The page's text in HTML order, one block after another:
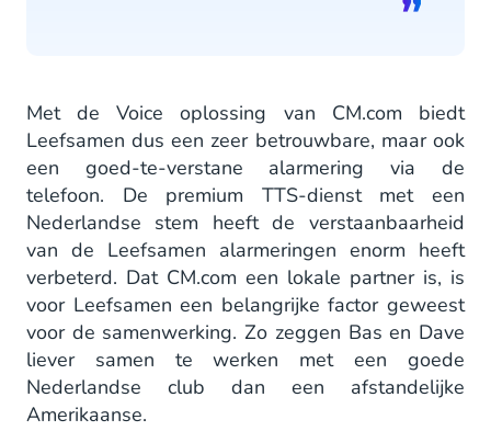
Met de Voice oplossing van CM.com biedt
Leefsamen dus een zeer betrouwbare, maar ook
een goed-te-verstane alarmering via de
telefoon. De premium TTS-dienst met een
Nederlandse stem heeft de verstaanbaarheid
van de Leefsamen alarmeringen enorm heeft
verbeterd. Dat CM.com een lokale partner is, is
voor Leefsamen een belangrijke factor geweest
voor de samenwerking. Zo zeggen Bas en Dave
liever samen te werken met een goede
Nederlandse club dan een afstandelijke
Amerikaanse.